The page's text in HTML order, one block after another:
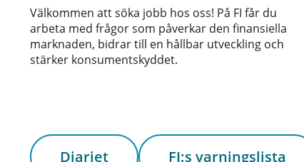
Välkommen att söka jobb hos oss! På FI får du
arbeta med frågor som påverkar den finansiella
marknaden, bidrar till en hållbar utveckling och
stärker konsumentskyddet.
Diariet FI:s varningslista